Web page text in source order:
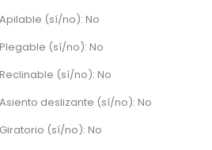
Apilable (sí/no): No
Plegable (sí/no): No
Reclinable (sí/no): No
Asiento deslizante (sí/no): No
Giratorio (sí/no): No